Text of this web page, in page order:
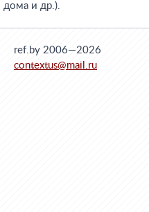
дома и др.).
ref.by 2006—2026
contextus@mail.ru